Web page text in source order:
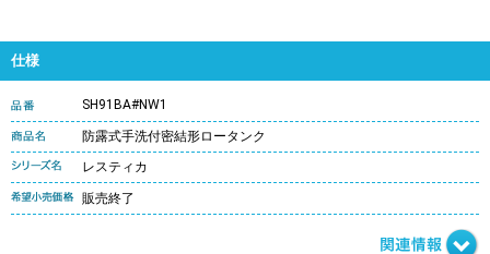
仕様
SH91BA#NW1
防露式手洗付密結形ロータンク
レスティカ
販売終了